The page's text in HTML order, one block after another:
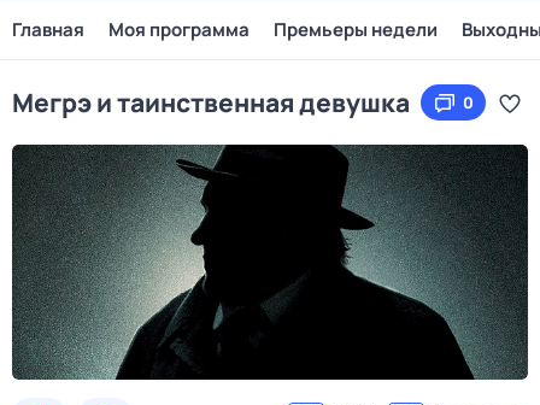
Главная Моя программа Премьеры недели
Мегрэ и таинственная девушка 0